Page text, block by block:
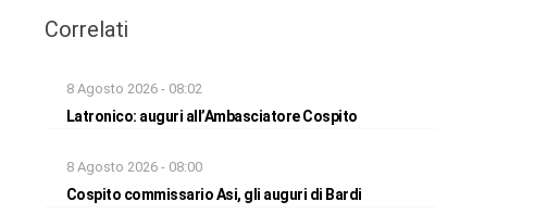
Correlati
8 Agosto 2026 - 08:02
Latronico: auguri all’Ambasciatore Cospito
8 Agosto 2026 - 08:00
Cospito commissario Asi, gli auguri di Bardi